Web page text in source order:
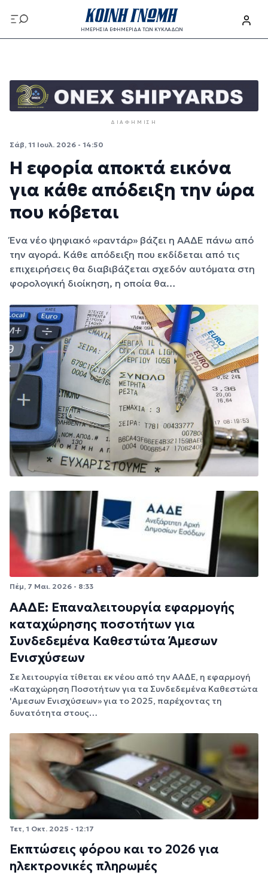
Παράκαμψη προς το κυρίως περιεχόμενο
ΗΜΕΡΗΣΙΑ ΕΦΗΜΕΡΙΔΑ ΤΩΝ ΚΥΚΛΑΔΩΝ
ΔΙΑΦΉΜΙΣΗ
Σάβ, 11 Ιουλ. 2026 - 14:50
Η εφορία αποκτά εικόνα
για κάθε απόδειξη την ώρα
που κόβεται
Ένα νέο ψηφιακό «ραντάρ» βάζει η ΑΑΔΕ πάνω από
την αγορά. Κάθε απόδειξη που εκδίδεται από τις
επιχειρήσεις θα διαβιβάζεται σχεδόν αυτόματα στη
φορολογική διοίκηση, η οποία θα…
Πέμ, 7 Μαι. 2026 - 8:33
ΑΑΔΕ: Επαναλειτουργία εφαρμογής
καταχώρησης ποσοτήτων για
Συνδεδεμένα Καθεστώτα Άμεσων
Ενισχύσεων
Σε λειτουργία τίθεται εκ νέου από την ΑΑΔΕ, η εφαρμογή
«Καταχώρηση Ποσοτήτων για τα Συνδεδεμένα Καθεστώτα
'Αμεσων Ενισχύσεων» για το 2025, παρέχοντας τη
δυνατότητα στους…
Τετ, 1 Οκτ. 2025 - 12:17
Εκπτώσεις φόρου και το 2026 για
ηλεκτρονικές πληρωμές